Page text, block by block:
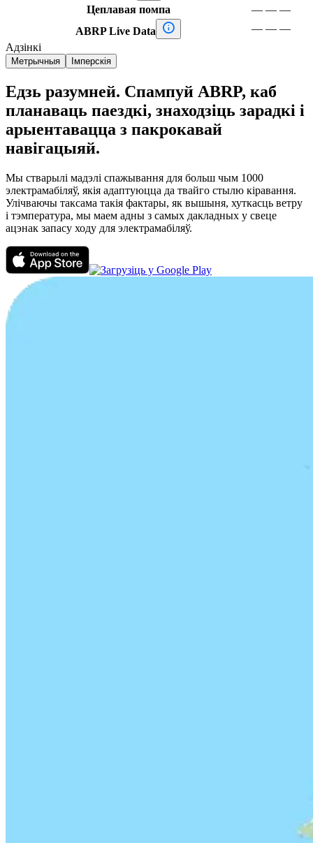
Цеплавая помпа
— — —
ABRP Live Data
 — — —
Адзінкі
Метрычныя Імперскія
Едзь разумней. Спампуй ABRP, каб
планаваць паездкі, знаходзіць зарадкі і
арыентавацца з пакрокавай
навігацыяй.
Мы стварылі мадэлі спажывання для больш чым 1000
электрамабіляў, якія адаптуюцца да твайго стылю кіравання.
Улічваючы таксама такія фактары, як вышыня, хуткасць ветру
і тэмпература, мы маем адны з самых дакладных у свеце
ацэнак запасу ходу для электрамабіляў.